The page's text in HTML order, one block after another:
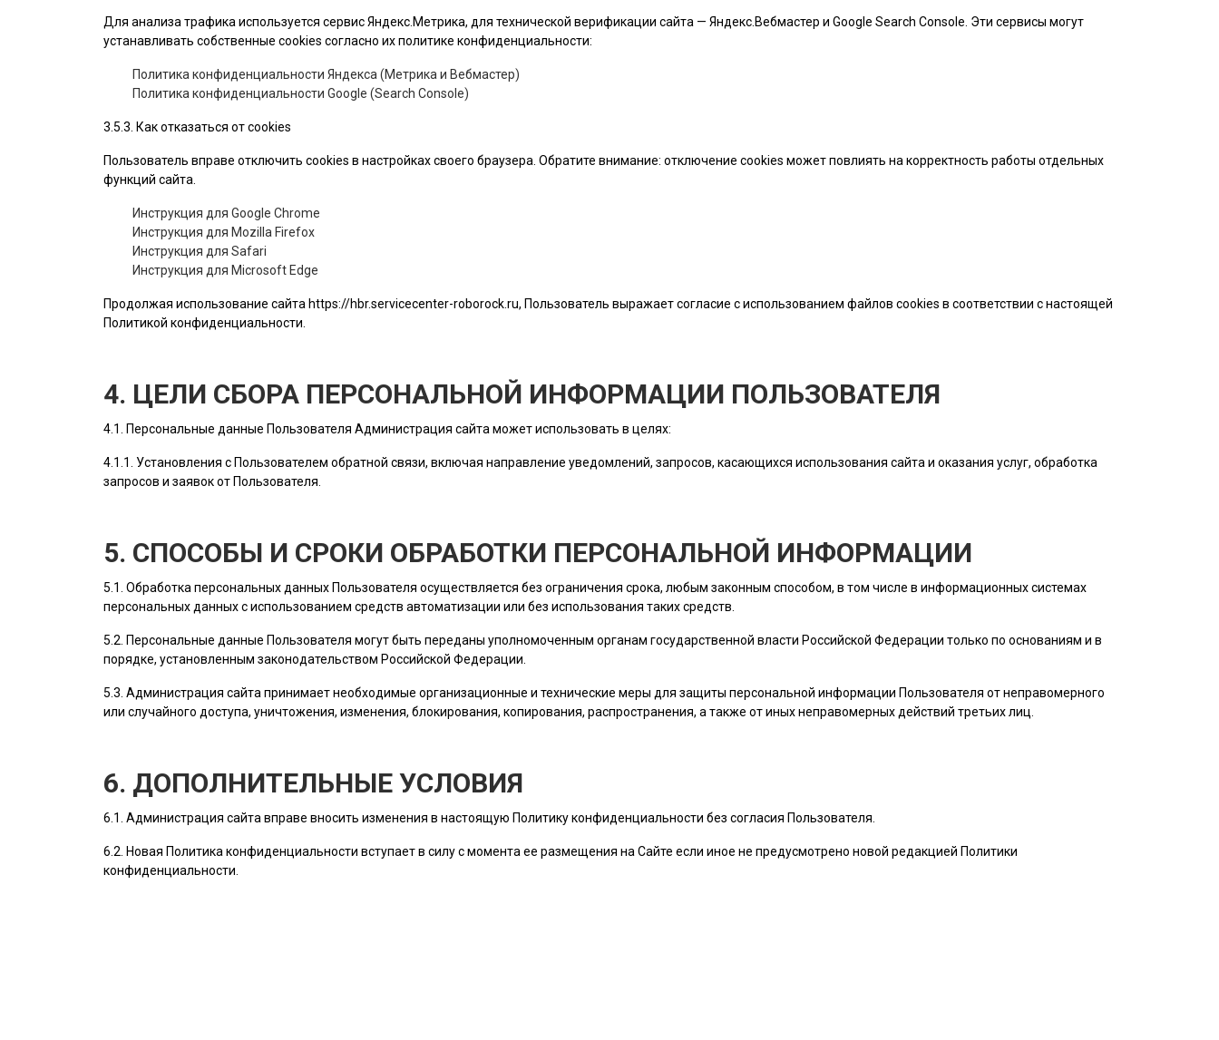
Для анализа трафика используется сервис Яндекс.Метрика, для технической верификации сайта — Яндекс.Вебмастер и Google Search Console. Эти сервисы могут
устанавливать собственные cookies согласно их политике конфиденциальности:
Политика конфиденциальности Яндекса (Метрика и Вебмастер)
Политика конфиденциальности Google (Search Console)
3.5.3. Как отказаться от cookies
Пользователь вправе отключить cookies в настройках своего браузера. Обратите внимание: отключение cookies может повлиять на корректность работы отдельных
функций сайта.
Инструкция для Google Chrome
Инструкция для Mozilla Firefox
Инструкция для Safari
Инструкция для Microsoft Edge
Продолжая использование сайта https://hbr.servicecenter-roborock.ru, Пользователь выражает согласие с использованием файлов cookies в соответствии с настоящей
Политикой конфиденциальности.
4. ЦЕЛИ СБОРА ПЕРСОНАЛЬНОЙ ИНФОРМАЦИИ ПОЛЬЗОВАТЕЛЯ
4.1. Персональные данные Пользователя Администрация сайта может использовать в целях:
4.1.1. Установления с Пользователем обратной связи, включая направление уведомлений, запросов, касающихся использования сайта и оказания услуг, обработка
запросов и заявок от Пользователя
5. СПОСОБЫ И СРОКИ ОБРАБОТКИ ПЕРСОНАЛЬНОЙ ИНФОРМАЦИИ
5.1. Обработка персональных данных Пользователя осуществляется без ограничения срока, любым законным способом, в том числе в информационных системах
персональных данных с использованием средств автоматизации или без использования таких средств.
5.2. Персональные данные Пользователя могут быть переданы уполномоченным органам государственной власти Российской Федерации только по основаниям и в
порядке, установленным законодательством Российской Федерации.
5.3. Администрация сайта принимает необходимые организационные и технические меры для защиты персональной информации Пользователя от неправомерного
или случайного доступа, уничтожения, изменения, блокирования, копирования, распространения, а также от иных неправомерных действий третьих лиц.
6. ДОПОЛНИТЕЛЬНЫЕ УСЛОВИЯ
6.1. Администрация сайта вправе вносить изменения в настоящую Политику конфиденциальности без согласия Пользователя
6.2. Новая Политика конфиденциальности вступает в силу с момента ее размещения на Сайте если иное не предусмотрено новой редакцией Политики
конфиденциальности.